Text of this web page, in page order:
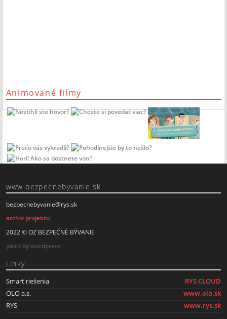
Animované filmy
www.bezpecnebyvanie.sk
bezpecnebyvanie@rys.sk
archiv projektu
2022 © OZ BEZPEČNÉ BÝVANIE
pwrd by wordpress
Linky
RYS CLOUD
Smart riešenia
www.olo.sk
OLO a.s.
www.rys.sk
RYS